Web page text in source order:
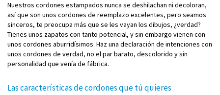
Nuestros cordones estampados nunca se deshilachan ni decoloran,
así que son unos cordones de reemplazo excelentes, pero seamos
sinceros, te preocupa más que se les vayan los dibujos, ¿verdad?
Tienes unos zapatos con tanto potencial, y sin embargo vienen con
unos cordones aburridísimos. Haz una declaración de intenciones con
unos cordones de verdad, no el par barato, descolorido y sin
personalidad que venía de fábrica.
Las características de cordones que tú quieres